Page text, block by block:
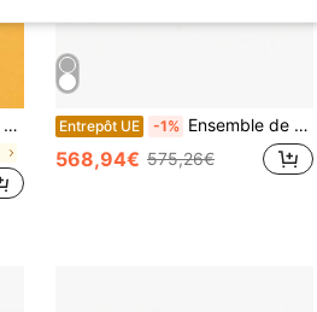
Entrepôt UE -1% Ensemble de mobilier de jardin, canapé d'angle + table basse, structure en bois d'acacia, plateau en bois d'acacia, travail artisanal en corde tressée, convient au jardin, couleur grise.
568,94€ 575,26€